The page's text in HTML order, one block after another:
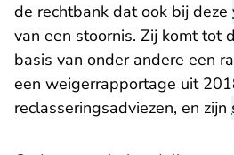
de rechtbank dat ook bij deze
van een stoornis. Zij komt tot
basis van onder andere een
een weigerrapportage uit
reclasseringsadviezen, en zijn